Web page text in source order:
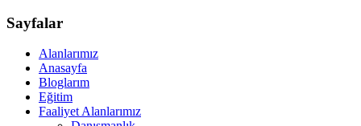
Sayfalar
Alanlarımız
Anasayfa
Bloglarım
Eğitim
Faaliyet Alanlarımız